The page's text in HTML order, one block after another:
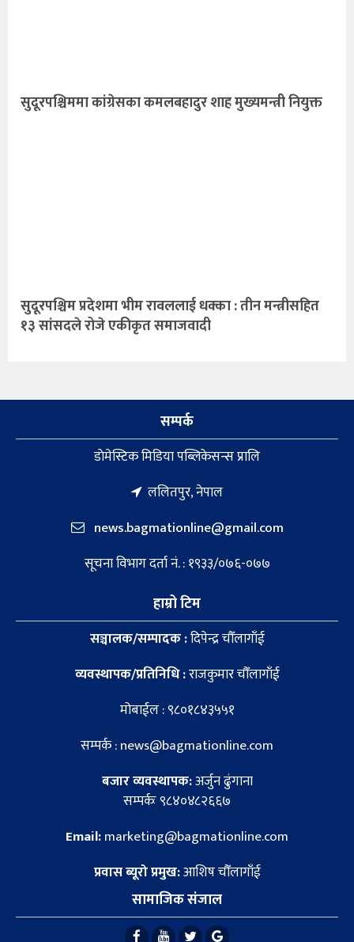
सुदूरपश्चिममा कांग्रेसका कमलबहादुर शाह मुख्यमन्त्री नियुक्त
सुदूरपश्चिम प्रदेशमा भीम रावललाई धक्का : तीन मन्त्रीसहित
१३ सांसदले रोजे एकीकृत समाजवादी
सम्पर्क
डाेमेस्टिक मिडिया पब्लिकेसन्स प्रालि
ललितपुर, नेपाल
news.bagmationline@gmail.com
सूचना विभाग दर्ता नं. : १९३३/०७६-०७७
हाम्रो टिम
सञ्चालक/सम्पादक :दिपेन्द्र चौँलागाँई
व्यवस्थापक/प्रतिनिधि :राजकुमार चौँलागाँई
मोबाईल : ९८०१८४३५५१
सम्पर्क : news@bagmationline.com
बजार व्यवस्थापक:अर्जुन ढुंगाना
सम्पर्कः ९८४०४८२६६७
Email:marketing@bagmationline.com
प्रवास ब्यूरो प्रमुख:आशिष चौँलागाँई
सामाजिक संजाल